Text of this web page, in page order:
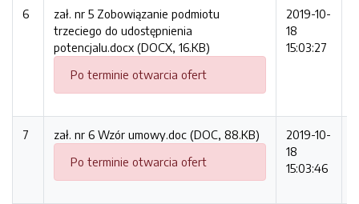
6
zał. nr 5 Zobowiązanie podmiotu
trzeciego do udostępnienia
potencjalu.docx (DOCX, 16.KB)
Po terminie otwarcia ofert
2019-10-
18
15:03:27
7
zał. nr 6 Wzór umowy.doc (DOC, 88.KB)
Po terminie otwarcia ofert
2019-10-
18
15:03:46